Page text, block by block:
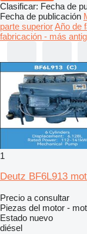
Clasificar: Fecha de
Fecha de publicación
parte superiorAño de
fabricación - más
1
Deutz BF6L913
Precio a consultar
Piezas del motor -
Estado nuevo
diésel